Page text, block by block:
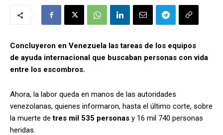
Concluyeron en Venezuela las tareas de los equipos
de ayuda internacional que buscaban personas con vida
entre los escombros.
Ahora, la labor queda en manos de las autoridades
venezolanas, quienes informaron, hasta el último corte, sobre
la muerte detres mil 535 personas y 16 mil 740 personas
heridas.